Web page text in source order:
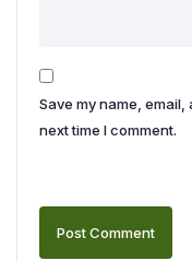
Save my name,
next time I comment.